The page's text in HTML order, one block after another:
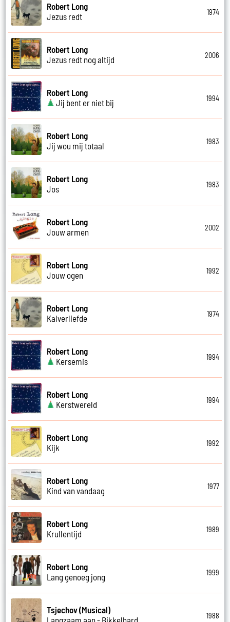
Robert Long
Jezus redt
1974
Robert Long
Jezus redt nog altijd
2006
Robert Long
Jij bent er niet bij
1994
Robert Long
Jij wou mij totaal
1983
Robert Long
Jos
1983
Robert Long
Jouw armen
2002
Robert Long
Jouw ogen
1992
Robert Long
Kalverliefde
1974
Robert Long
Kersemis
1994
Robert Long
Kerstwereld
1994
Robert Long
Kijk
1992
Robert Long
Kind van vandaag
1977
Robert Long
Krullentijd
1989
Robert Long
Lang genoeg jong
1999
Tsjechov (Musical)
Langzaam aan - Bikkelhard
1988